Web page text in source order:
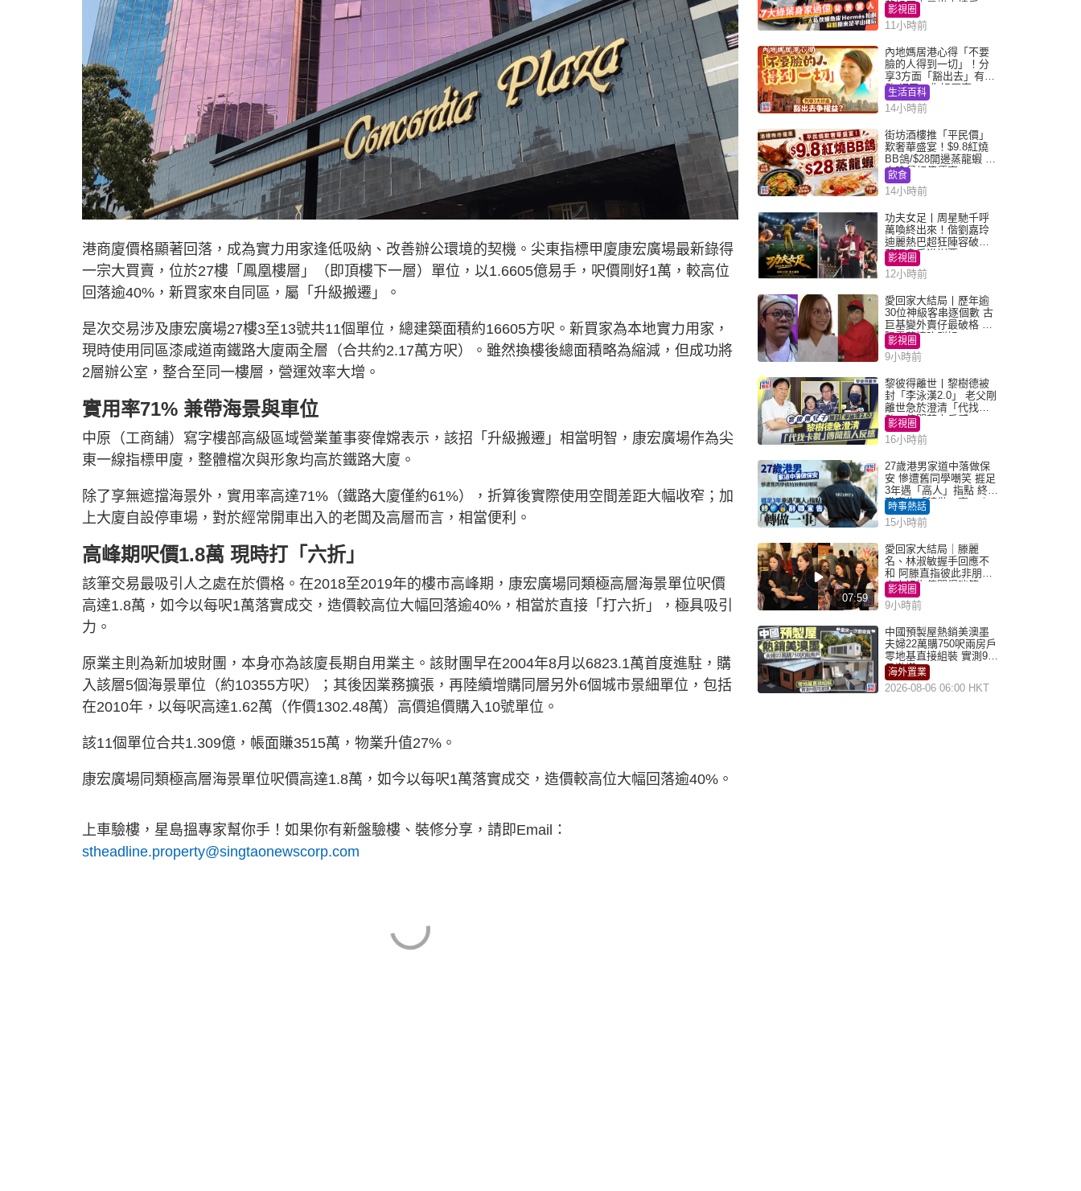
港商廈價格顯著回落，成為實力用家逢低吸納、改善辦公環境的契機。尖東指標甲廈康宏廣場最新錄得
一宗大買賣，位於27樓「鳳凰樓層」（即頂樓下一層）單位，以1.6605億易手，呎價剛好1萬，較高位
回落逾40%，新買家來自同區，屬「升級搬遷」。
是次交易涉及康宏廣場27樓3至13號共11個單位，總建築面積約16605方呎。新買家為本地實力用家，
現時使用同區漆咸道南鐵路大廈兩全層（合共約2.17萬方呎）。雖然換樓後總面積略為縮減，但成功將
2層辦公室，整合至同一樓層，營運效率大增。
實用率71% 兼帶海景與車位
中原（工商舖）寫字樓部高級區域營業董事麥偉嫦表示，該招「升級搬遷」相當明智，康宏廣場作為尖
東一線指標甲廈，整體檔次與形象均高於鐵路大廈。
除了享無遮擋海景外，實用率高達71%（鐵路大廈僅約61%），折算後實際使用空間差距大幅收窄；加
上大廈自設停車場，對於經常開車出入的老闆及高層而言，相當便利。
高峰期呎價1.8萬 現時打「六折」
該筆交易最吸引人之處在於價格。在2018至2019年的樓市高峰期，康宏廣場同類極高層海景單位呎價
高達1.8萬，如今以每呎1萬落實成交，造價較高位大幅回落逾40%，相當於直接「打六折」，極具吸引
力。
原業主則為新加坡財團，本身亦為該廈長期自用業主。該財團早在2004年8月以6823.1萬首度進駐，購
入該層5個海景單位（約10355方呎）；其後因業務擴張，再陸續增購同層另外6個城市景細單位，包括
在2010年，以每呎高達1.62萬（作價1302.48萬）高價追價購入10號單位。
該11個單位合共1.309億，帳面賺3515萬，物業升值27%。
康宏廣場同類極高層海景單位呎價高達1.8萬，如今以每呎1萬落實成交，造價較高位大幅回落逾40%。
上車驗樓，星島搵專家幫你手！如果你有新盤驗樓、裝修分享，請即Email：
stheadline.property@singtaonewscorp.com
蘇姐原來是半山樓后
影視圈
11小時前
內地媽居港心得「不要
臉的人得到一切」！分
享3方面「豁出去」有著
數 網民：你好厲害
生活百科
14小時前
街坊酒樓推「平民價」
歎奢華盛宴！$9.8紅燒
BB鴿/$28開邊蒸龍蝦 3
大晚餐超值優惠
飲食
14小時前
功夫女足丨周星馳千呼
萬喚終出來！偕劉嘉玲
迪麗熱巴超狂陣容破天
荒現身香港謝票
影視圈
12小時前
愛回家大結局丨歷年逾
30位神級客串逐個數 古
巨基變外賣仔最破格 歐
陽震華情陷群姐
影視圈
9小時前
黎彼得離世丨黎樹德被
封「李泳漢2.0」 老父剛
離世急於澄清「代找卡
數」傳聞惹人反感
影視圈
16小時前
27歲港男家道中落做保
安 慘遭舊同學嘲笑 捱足
3年遇「高人」指點 終辭
職宣告「轉做一事」｜
Juicy叮
時事熱話
15小時前
07:59
愛回家大結局｜滕麗
名、林淑敏握手回應不
和 阿滕直指彼此非朋友
大小姐指傳聞得啖笑
影視圈
9小時前
中國預製屋熱銷美澳墨
夫婦22萬購750呎兩房戶
零地基直接組裝 實測9個
月激讚
海外置業
2026-08-06 06:00 HKT